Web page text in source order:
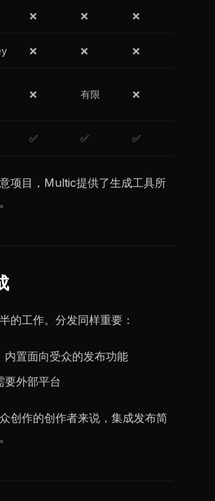
❌ ❌ ❌
❌ ❌ ❌
❌ 有限 ❌
✅ ✅ ✅
项目，Multic提供了生成工具所
的工作。分发同样重要：
内置面向受众的发布功能
要外部平台
创作的创作者来说，集成发布简